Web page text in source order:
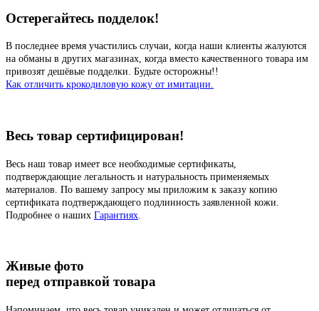
Остерегайтесь подделок!
В последнее время участились случаи, когда наши клиенты жалуются
на обманы в других магазинах, когда вместо качественного товара им
привозят дешёвые подделки. Будьте осторожны!!
Как отличить крокодиловую кожу от имитации.
Весь товар сертифицирован!
Весь наш товар имеет все необходимые сертификаты,
подтверждающие легальность и натуральность применяемых
материалов. По вашему запросу мы приложим к заказу копию
сертификата подтверждающего подлинность заявленной кожи.
Подробнее о наших Гарантиях
Живые фото
перед отправкой товара